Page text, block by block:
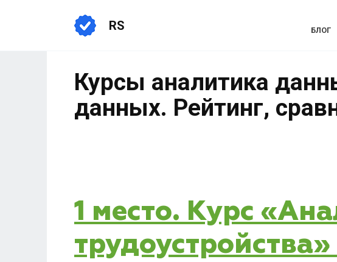
RS БЛОГ
Курсы аналитика
данных. Рейтинг,
1 место. Курс